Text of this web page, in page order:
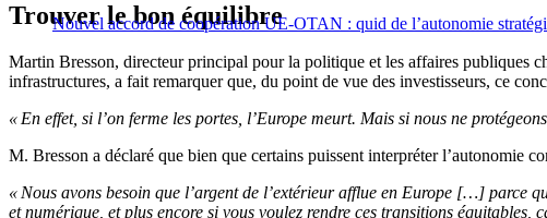
Nouvel accord de coopération UE-OTAN : quid de l’autonomie
Trouver le bon équilibre
Martin Bresson, directeur principal pour la politique et les affaires publiques
infrastructures, a fait remarquer que, du point de vue des investisseurs, ce
« En effet, si l’on ferme les portes, l’Europe meurt. Mais si nous ne
M. Bresson a déclaré que bien que certains puissent interpréter l’autonomie
« Nous avons besoin que l’argent de l’extérieur afflue en Europe […] parce
et numérique, et plus encore si vous voulez rendre ces transitions équitables,